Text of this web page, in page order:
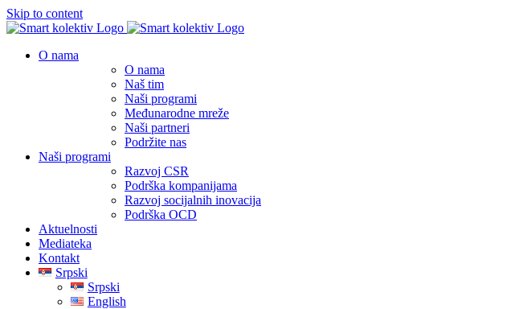
Skip to content
O nama
O nama
Naš tim
Naši programi
Međunarodne mreže
Naši partneri
Podržite nas
Naši programi
Razvoj CSR
Podrška kompanijama
Razvoj socijalnih inovacija
Podrška OCD
Aktuelnosti
Mediateka
Kontakt
Srpski
Srpski
English